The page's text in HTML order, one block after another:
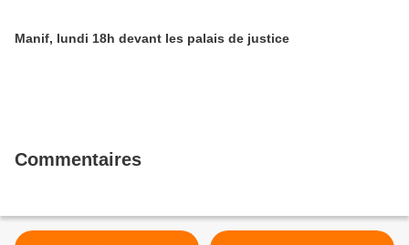
Manif, lundi 18h devant les palais de justice
Commentaires